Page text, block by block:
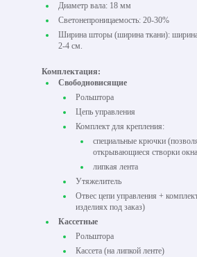
Диаметр вала: 18 мм
Светонепроницаемость: 20-30%
Ширина шторы (ширина ткани): ширина
2-4 см.
Комплектация:
Свободновисящие
Рольштора
Цепь управления
Комплект для крепления:
специальные крючки
открывающиеся створки
липкая лента
Утяжелитель
Отвес цепи управления +
изделиях под заказ)
Кассетные
Рольштора
Кассета (на липкой ленте)